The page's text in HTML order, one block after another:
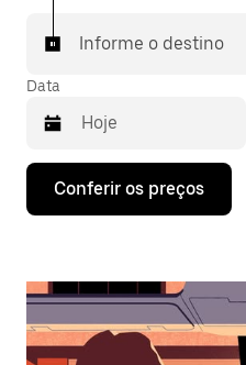
Informe o destino
Data
Pressione
seta
interagir
o
calendário
Conferir os preços